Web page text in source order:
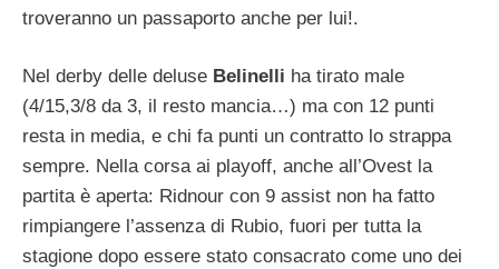
troveranno un passaporto anche per lui!.
Nel derby delle deluse Belinelli ha tirato male
(4/15,3/8 da 3, il resto mancia…) ma con 12 punti
resta in media, e chi fa punti un contratto lo strappa
sempre. Nella corsa ai playoff, anche all’Ovest la
partita è aperta: Ridnour con 9 assist non ha fatto
rimpiangere l’assenza di Rubio, fuori per tutta la
stagione dopo essere stato consacrato come uno dei